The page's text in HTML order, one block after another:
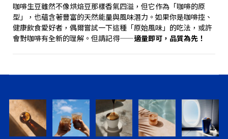
咖啡生豆雖然不像烘焙豆那樣香氣四溢，但它作為「咖啡的原
型」，也蘊含著豐富的天然能量與風味潛力。如果你是咖啡控、
健康飲食愛好者，偶爾嘗試一下這種「原始風味」的吃法，或許
會對咖啡有全新的理解。但請記得——適量即可，品質為先！